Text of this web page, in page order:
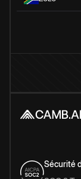
Sécurité